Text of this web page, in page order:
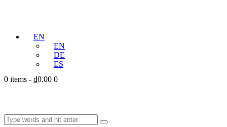
EN
EN
DE
ES
0 items - ₫0.00 0